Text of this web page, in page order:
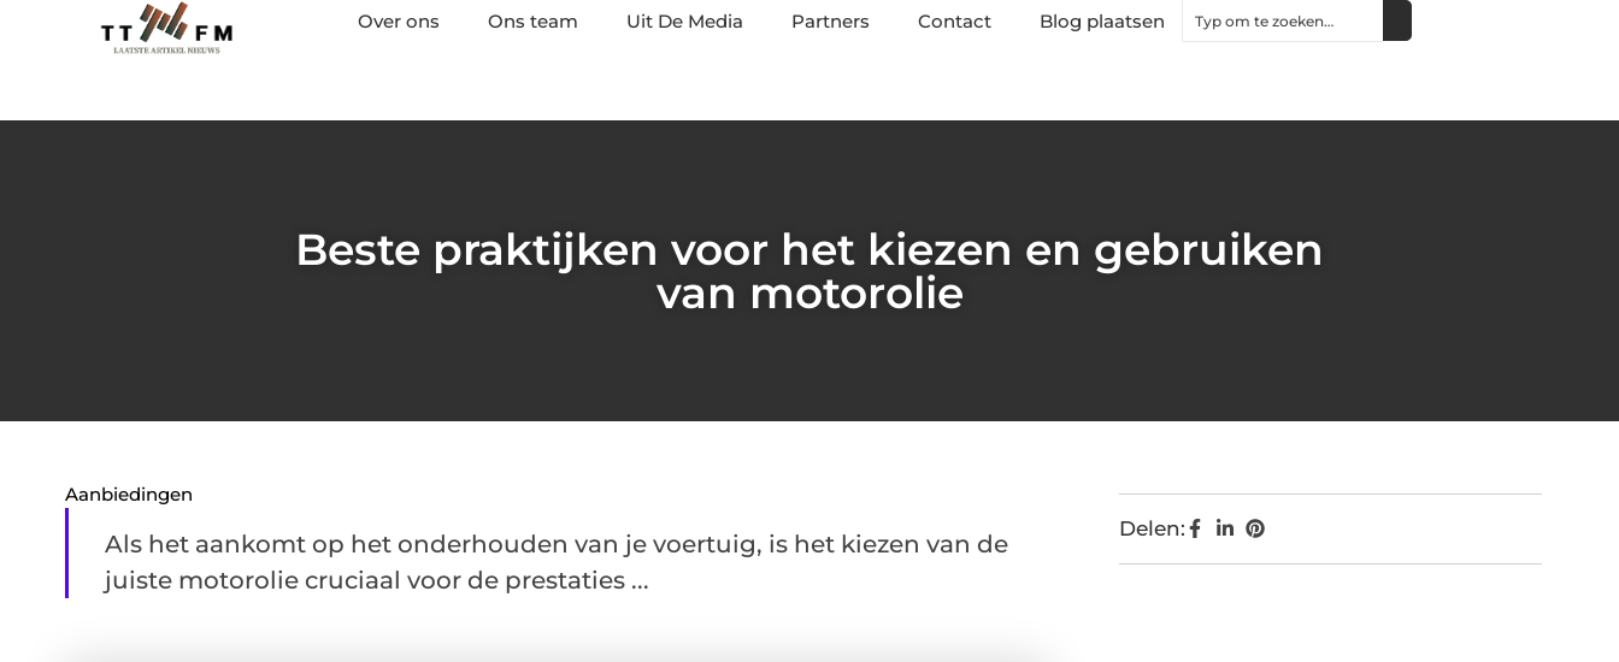
Over ons Ons team Uit De Media Partners Contact Blog plaatsen
Beste praktijken voor het kiezen en gebruiken
van motorolie
Aanbiedingen
Als het aankomt op het onderhouden van je voertuig, is het kiezen van de
juiste motorolie cruciaal voor de prestaties ...
Delen: